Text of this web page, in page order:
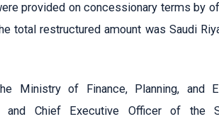
provided on concessionary terms by
total restructured amount was Saudi
Ministry of Finance, Planning, and
and Chief Executive Officer of the